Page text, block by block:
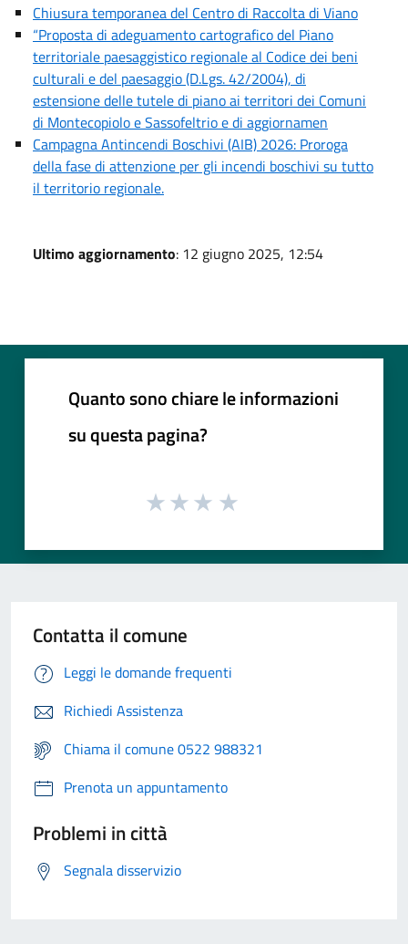
Chiusura temporanea del Centro di Raccolta di Viano
“Proposta di adeguamento cartografico del Piano
territoriale paesaggistico regionale al Codice dei beni
culturali e del paesaggio (D.Lgs. 42/2004), di
estensione delle tutele di piano ai territori dei Comuni
di Montecopiolo e Sassofeltrio e di aggiornamen
Campagna Antincendi Boschivi (AIB) 2026: Proroga
della fase di attenzione per gli incendi boschivi su tutto
il territorio regionale.
Ultimo aggiornamento: 12 giugno 2025, 12:54
Quanto sono chiare le informazioni
su questa pagina?
Contatta il comune
Leggi le domande frequenti
Richiedi Assistenza
Chiama il comune 0522 988321
Prenota un appuntamento
Problemi in città
Segnala disservizio